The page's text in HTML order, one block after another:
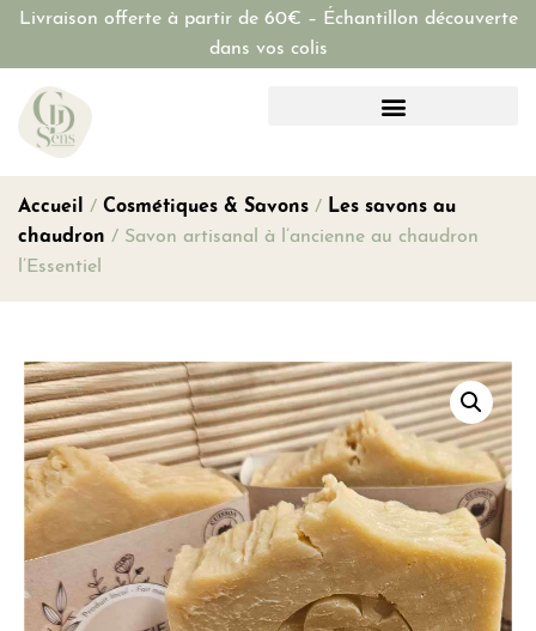
Livraison offerte à partir de 60€ – Échantillon découverte
dans vos colis
Accueil / Cosmétiques & Savons / Les savons au
chaudron / Savon artisanal à l’ancienne au chaudron
l’Essentiel